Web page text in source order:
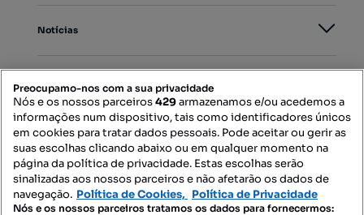
Notícias
Mapa do Site
Contacte-nos
Preocupamo-nos com a sua privacidade
Nós e os nossos parceiros429armazenamos e/ou acedemos a
informações num dispositivo, tais como identificadores únicos
em cookies para tratar dados pessoais. Pode aceitar ou gerir as
suas escolhas clicando abaixo ou em qualquer momento na
página da política de privacidade. Estas escolhas serão
sinalizadas aos nossos parceiros e não afetarão os dados de
navegação. Política de Cookies, Política de Privacidade
Nós e os nossos parceiros tratamos os dados para fornecermos: